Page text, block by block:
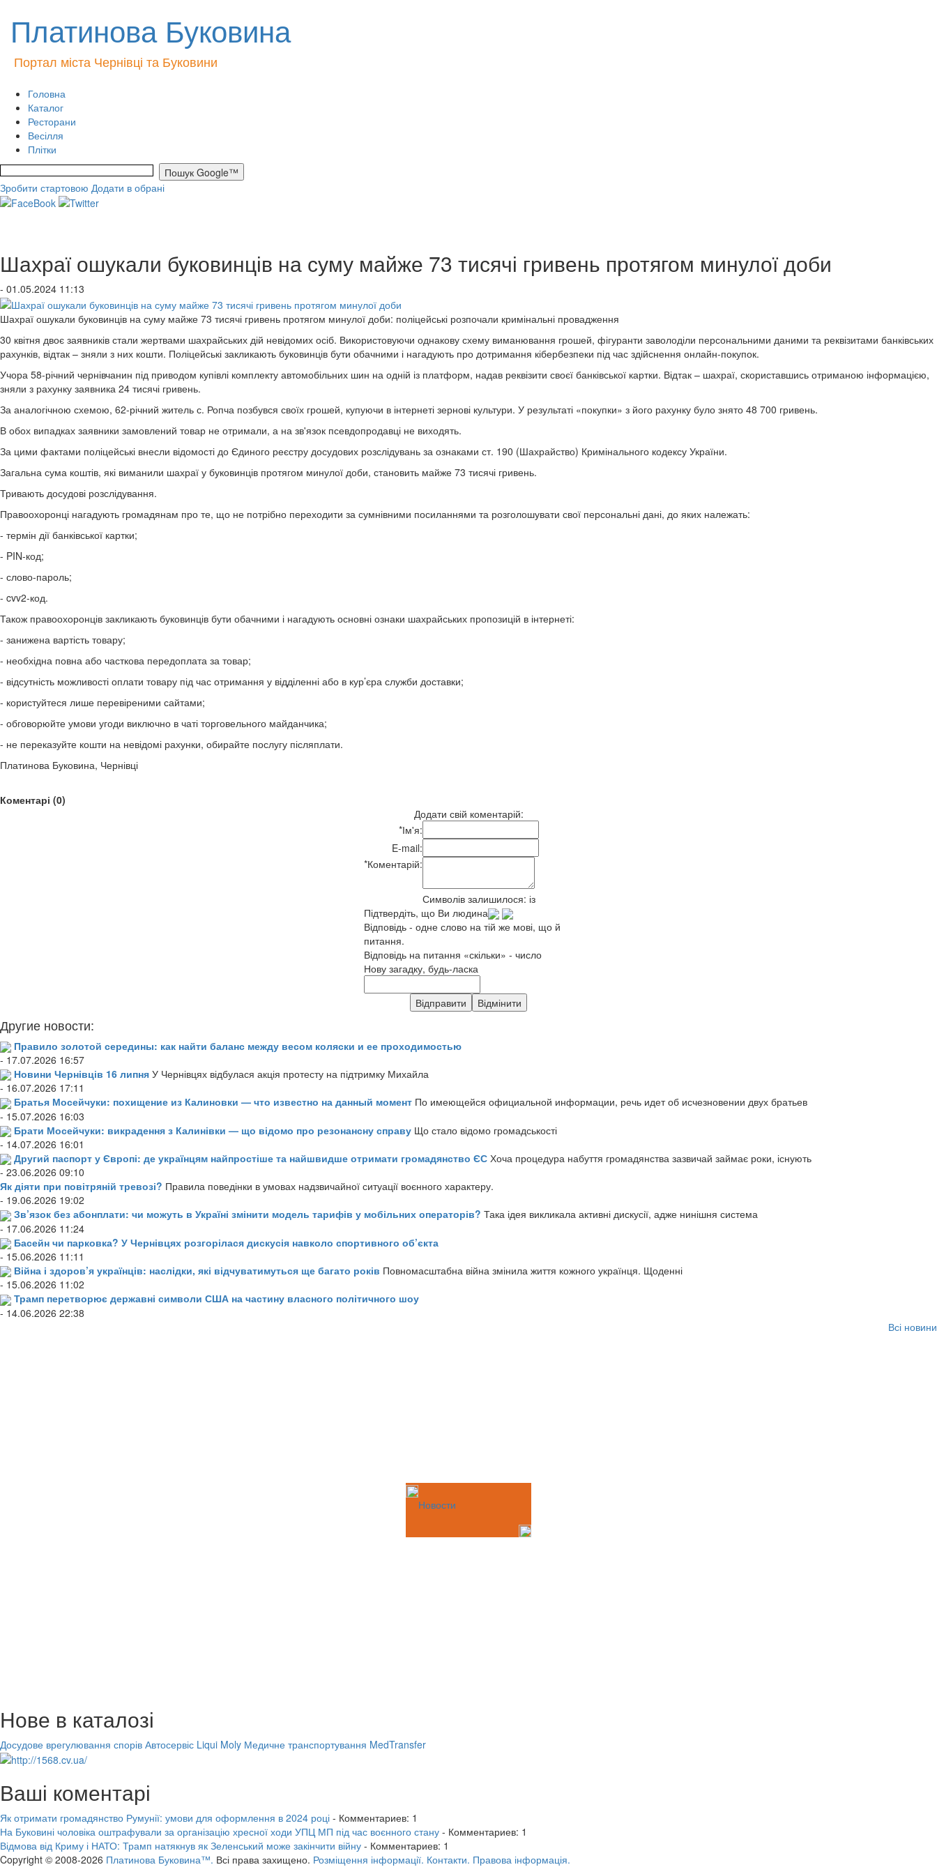
Платинова Буковина
Портал міста Чернівці та Буковини
Головна
Каталог
Ресторани
Весілля
Плітки
Зробити стартовою Додати в обрані
Шахраї ошукали буковинців на суму майже 73 тисячі гривень протягом минулої доби
- 01.05.2024 11:13
Шахраї ошукали буковинців на суму майже 73 тисячі гривень протягом минулої доби: поліцейські розпочали кримінальні провадження
30 квітня двоє заявників стали жертвами шахрайських дій невідомих осіб. Використовуючи однакову схему виманювання грошей, фігуранти заволоділи персональними даними та реквізитами банківських
рахунків, відтак – зняли з них кошти. Поліцейські закликають буковинців бути обачними і нагадують про дотримання кібербезпеки під час здійснення онлайн-покупок.
Учора 58-річний чернівчанин під приводом купівлі комплекту автомобільних шин на одній із платформ, надав реквізити своєї банківської картки. Відтак – шахраї, скориставшись отриманою інформацією,
зняли з рахунку заявника 24 тисячі гривень.
За аналогічною схемою, 62-річний житель с. Ропча позбувся своїх грошей, купуючи в інтернеті зернові культури. У результаті «покупки» з його рахунку було знято 48 700 гривень.
В обох випадках заявники замовлений товар не отримали, а на зв'язок псевдопродавці не виходять.
За цими фактами поліцейські внесли відомості до Єдиного реєстру досудових розслідувань за ознаками ст. 190 (Шахрайство) Кримінального кодексу України.
Загальна сума коштів, які виманили шахраї у буковинців протягом минулої доби, становить майже 73 тисячі гривень.
Тривають досудові розслідування.
Правоохоронці нагадують громадянам про те, що не потрібно переходити за сумнівними посиланнями та розголошувати свої персональні дані, до яких належать:
- термін дії банківської картки;
- PIN-код;
- слово-пароль;
- cvv2-код.
Також правоохоронців закликають буковинців бути обачними і нагадують основні ознаки шахрайських пропозицій в інтернеті:
- занижена вартість товару;
- необхідна повна або часткова передоплата за товар;
- відсутність можливості оплати товару під час отримання у відділенні або в кур’єра служби доставки;
- користуйтеся лише перевіреними сайтами;
- обговорюйте умови угоди виключно в чаті торговельного майданчика;
- не переказуйте кошти на невідомі рахунки, обирайте послугу післяплати.
Платинова Буковина, Чернівці
Коментарі (0)
Додати свій коментарій:
*Ім'я:
E-mail:
*Коментарій:
Символів залишилося: із
Підтвердіть, що Ви людина
Відповідь - одне слово на тій же мові, що й
питання.
Відповідь на питання «скільки» - число
Нову загадку, будь-ласка
Другие новости:
Правило золотой середины: как найти баланс между весом коляски и ее проходимостью
- 17.07.2026 16:57
Новини Чернівців 16 липня У Чернівцях відбулася акція протесту на підтримку Михайла
- 16.07.2026 17:11
Братья Мосейчуки: похищение из Калиновки — что известно на данный момент По имеющейся официальной информации, речь идет об исчезновении двух братьев
- 15.07.2026 16:03
Брати Мосейчуки: викрадення з Калинівки — що відомо про резонансну справу Що стало відомо громадськості
- 14.07.2026 16:01
Другий паспорт у Європі: де українцям найпростіше та найшвидше отримати громадянство ЄС Хоча процедура набуття громадянства зазвичай займає роки, існують
- 23.06.2026 09:10
Як діяти при повітряній тревозі? Правила поведінки в умовах надзвичайної ситуації воєнного характеру.
- 19.06.2026 19:02
Зв’язок без абонплати: чи можуть в Україні змінити модель тарифів у мобільних операторів? Така ідея викликала активні дискусії, адже нинішня система
- 17.06.2026 11:24
Басейн чи парковка? У Чернівцях розгорілася дискусія навколо спортивного об’єкта
- 15.06.2026 11:11
Війна і здоров’я українців: наслідки, які відчуватимуться ще багато років Повномасштабна війна змінила життя кожного українця. Щоденні
- 15.06.2026 11:02
Трамп перетворює державні символи США на частину власного політичного шоу
- 14.06.2026 22:38
Всі новини
Новости
Нове в каталозі
Досудове врегулювання спорів Автосервіс Liqui Moly Медичне транспортування MedTransfer
Ваші коментарі
Як отримати громадянство Румунії: умови для оформлення в 2024 році - Комментариев: 1
На Буковині чоловіка оштрафували за організацію хресної ходи УПЦ МП під час воєнного стану - Комментариев: 1
Відмова від Криму і НАТО: Трамп натякнув як Зеленський може закінчити війну - Комментариев: 1
Copyright © 2008-2026 Платинова Буковина™. Всі права захищено. Розміщення інформації. Контакти. Правова інформація.